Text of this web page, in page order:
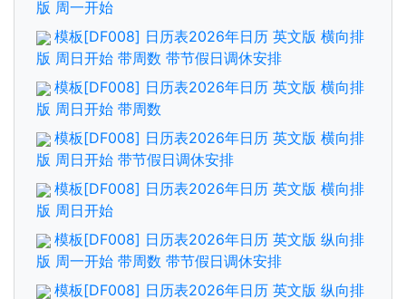
版 周一开始
模板[DF008] 日历表2026年日历 英文版 横向排
版 周日开始 带周数 带节假日调休安排
模板[DF008] 日历表2026年日历 英文版 横向排
版 周日开始 带周数
模板[DF008] 日历表2026年日历 英文版 横向排
版 周日开始 带节假日调休安排
模板[DF008] 日历表2026年日历 英文版 横向排
版 周日开始
模板[DF008] 日历表2026年日历 英文版 纵向排
版 周一开始 带周数 带节假日调休安排
模板[DF008] 日历表2026年日历 英文版 纵向排